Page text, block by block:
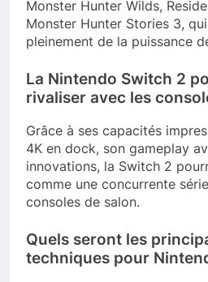
Monster Hunter Wilds,
Monster Hunter Stories 3,
pleinement de la puissance
La Nintendo Switch 2
rivaliser avec les
Grâce à ses capacités
4K en dock, son gameplay
innovations, la Switch 2
comme une concurrente
consoles de salon.
Quels seront les
techniques pour